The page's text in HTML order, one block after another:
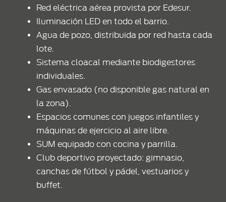
Red eléctrica aérea provista por Edesur.
Iluminación LED en todo el barrio.
Agua de pozo, distribuida por red hasta cada
lote.
Sistema cloacal mediante biodigestores
individuales.
Gas envasado (no disponible gas natural en
la zona).
Espacios comunes con juegos infantiles y
máquinas de ejercicio al aire libre.
SUM equipado con cocina y parrilla.
Club deportivo proyectado: gimnasio,
canchas de fútbol y pádel, vestuarios y
buffet.